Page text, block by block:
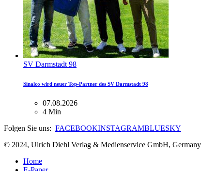
SV Darmstadt 98
Sinalco wird neuer Top-Partner des SV Darmstadt 98
07.08.2026
4 Min
Folgen Sie uns: FACEBOOKINSTAGRAMBLUESKY
© 2024, Ulrich Diehl Verlag & Medienservice GmbH, Germany
Home